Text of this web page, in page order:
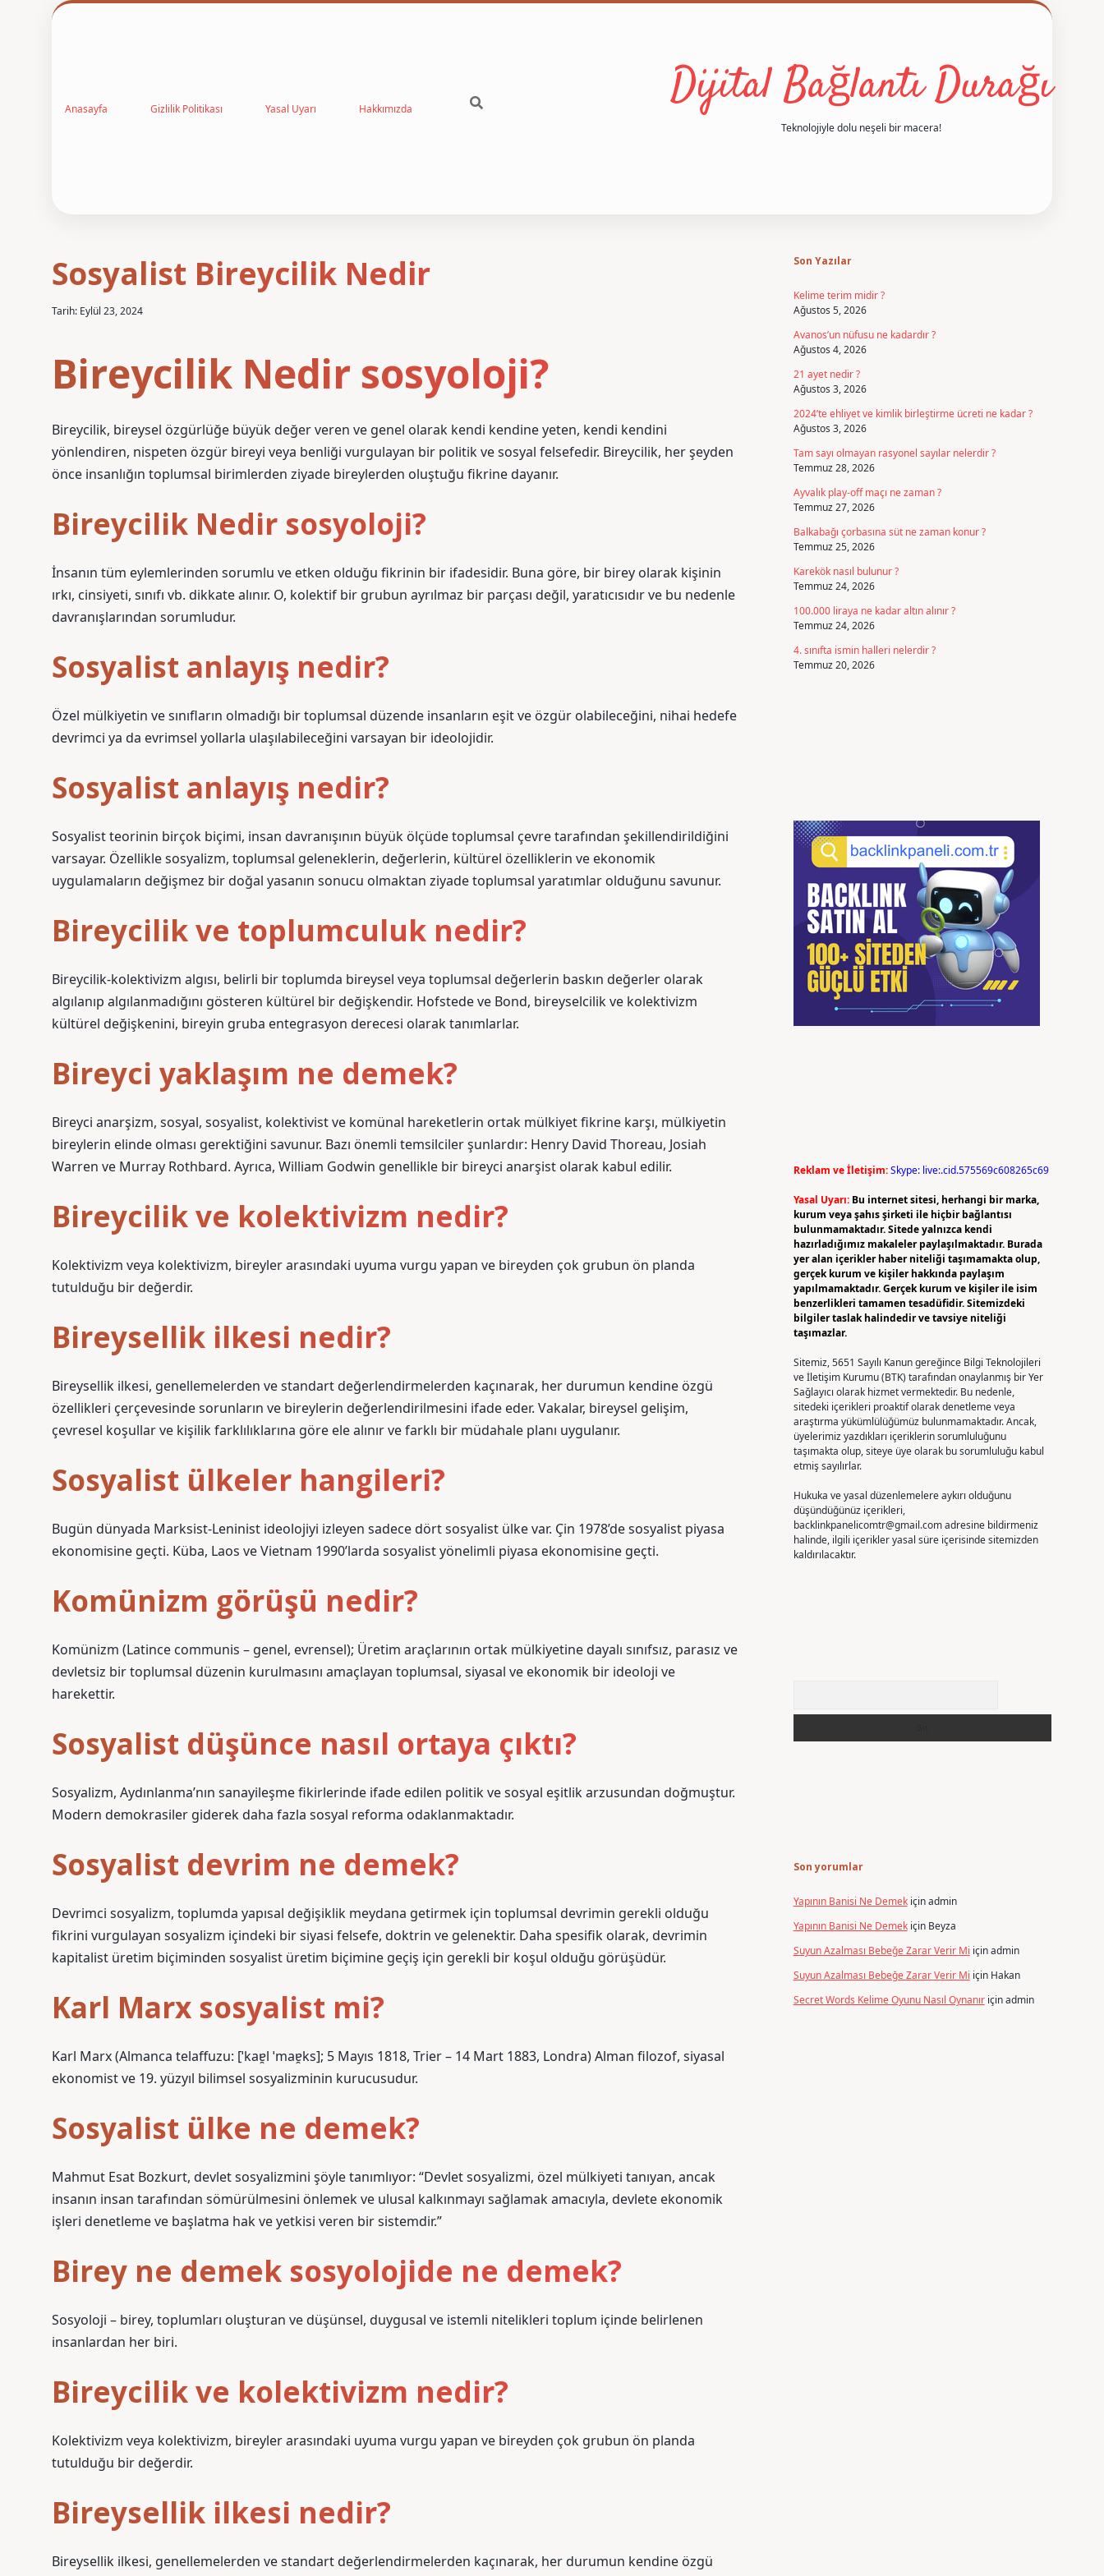
Anasayfa Gizlilik Politikası Yasal Uyarı Hakkımızda Dijital Bağlantı Durağı
Teknolojiyle dolu neşeli bir macera!
Sosyalist Bireycilik Nedir
Tarih: Eylül 23, 2024
Bireycilik Nedir sosyoloji?
Bireycilik, bireysel özgürlüğe büyük değer veren ve genel olarak kendi kendine yeten, kendi kendini
yönlendiren, nispeten özgür bireyi veya benliği vurgulayan bir politik ve sosyal felsefedir. Bireycilik, her şeyden
önce insanlığın toplumsal birimlerden ziyade bireylerden oluştuğu fikrine dayanır.
Bireycilik Nedir sosyoloji?
İnsanın tüm eylemlerinden sorumlu ve etken olduğu fikrinin bir ifadesidir. Buna göre, bir birey olarak kişinin
ırkı, cinsiyeti, sınıfı vb. dikkate alınır. O, kolektif bir grubun ayrılmaz bir parçası değil, yaratıcısıdır ve bu nedenle
davranışlarından sorumludur.
Sosyalist anlayış nedir?
Özel mülkiyetin ve sınıfların olmadığı bir toplumsal düzende insanların eşit ve özgür olabileceğini, nihai hedefe
devrimci ya da evrimsel yollarla ulaşılabileceğini varsayan bir ideolojidir.
Sosyalist anlayış nedir?
Sosyalist teorinin birçok biçimi, insan davranışının büyük ölçüde toplumsal çevre tarafından şekillendirildiğini
varsayar. Özellikle sosyalizm, toplumsal geleneklerin, değerlerin, kültürel özelliklerin ve ekonomik
uygulamaların değişmez bir doğal yasanın sonucu olmaktan ziyade toplumsal yaratımlar olduğunu savunur.
Bireycilik ve toplumculuk nedir?
Bireycilik-kolektivizm algısı, belirli bir toplumda bireysel veya toplumsal değerlerin baskın değerler olarak
algılanıp algılanmadığını gösteren kültürel bir değişkendir. Hofstede ve Bond, bireyselcilik ve kolektivizm
kültürel değişkenini, bireyin gruba entegrasyon derecesi olarak tanımlarlar.
Bireyci yaklaşım ne demek?
Bireyci anarşizm, sosyal, sosyalist, kolektivist ve komünal hareketlerin ortak mülkiyet fikrine karşı, mülkiyetin
bireylerin elinde olması gerektiğini savunur. Bazı önemli temsilciler şunlardır: Henry David Thoreau, Josiah
Warren ve Murray Rothbard. Ayrıca, William Godwin genellikle bir bireyci anarşist olarak kabul edilir.
Bireycilik ve kolektivizm nedir?
Kolektivizm veya kolektivizm, bireyler arasındaki uyuma vurgu yapan ve bireyden çok grubun ön planda
tutulduğu bir değerdir.
Bireysellik ilkesi nedir?
Bireysellik ilkesi, genellemelerden ve standart değerlendirmelerden kaçınarak, her durumun kendine özgü
özellikleri çerçevesinde sorunların ve bireylerin değerlendirilmesini ifade eder. Vakalar, bireysel gelişim,
çevresel koşullar ve kişilik farklılıklarına göre ele alınır ve farklı bir müdahale planı uygulanır.
Sosyalist ülkeler hangileri?
Bugün dünyada Marksist-Leninist ideolojiyi izleyen sadece dört sosyalist ülke var. Çin 1978’de sosyalist piyasa
ekonomisine geçti. Küba, Laos ve Vietnam 1990’larda sosyalist yönelimli piyasa ekonomisine geçti.
Komünizm görüşü nedir?
Komünizm (Latince communis – genel, evrensel); Üretim araçlarının ortak mülkiyetine dayalı sınıfsız, parasız ve
devletsiz bir toplumsal düzenin kurulmasını amaçlayan toplumsal, siyasal ve ekonomik bir ideoloji ve
harekettir.
Sosyalist düşünce nasıl ortaya çıktı?
Sosyalizm, Aydınlanma’nın sanayileşme fikirlerinde ifade edilen politik ve sosyal eşitlik arzusundan doğmuştur.
Modern demokrasiler giderek daha fazla sosyal reforma odaklanmaktadır.
Sosyalist devrim ne demek?
Devrimci sosyalizm, toplumda yapısal değişiklik meydana getirmek için toplumsal devrimin gerekli olduğu
fikrini vurgulayan sosyalizm içindeki bir siyasi felsefe, doktrin ve gelenektir. Daha spesifik olarak, devrimin
kapitalist üretim biçiminden sosyalist üretim biçimine geçiş için gerekli bir koşul olduğu görüşüdür.
Karl Marx sosyalist mi?
Karl Marx (Almanca telaffuzu: [ˈkaɐ̯l ˈmaɐ̯ks]; 5 Mayıs 1818, Trier – 14 Mart 1883, Londra) Alman filozof, siyasal
ekonomist ve 19. yüzyıl bilimsel sosyalizminin kurucusudur.
Sosyalist ülke ne demek?
Mahmut Esat Bozkurt, devlet sosyalizmini şöyle tanımlıyor: “Devlet sosyalizmi, özel mülkiyeti tanıyan, ancak
insanın insan tarafından sömürülmesini önlemek ve ulusal kalkınmayı sağlamak amacıyla, devlete ekonomik
işleri denetleme ve başlatma hak ve yetkisi veren bir sistemdir.”
Birey ne demek sosyolojide ne demek?
Sosyoloji – birey, toplumları oluşturan ve düşünsel, duygusal ve istemli nitelikleri toplum içinde belirlenen
insanlardan her biri.
Bireycilik ve kolektivizm nedir?
Kolektivizm veya kolektivizm, bireyler arasındaki uyuma vurgu yapan ve bireyden çok grubun ön planda
tutulduğu bir değerdir.
Bireysellik ilkesi nedir?
Bireysellik ilkesi, genellemelerden ve standart değerlendirmelerden kaçınarak, her durumun kendine özgü
Son Yazılar
Kelime terim midir ?
Ağustos 5, 2026
Avanos’un nüfusu ne kadardır ?
Ağustos 4, 2026
21 ayet nedir ?
Ağustos 3, 2026
2024’te ehliyet ve kimlik birleştirme ücreti ne kadar ?
Ağustos 3, 2026
Tam sayı olmayan rasyonel sayılar nelerdir ?
Temmuz 28, 2026
Ayvalık play-off maçı ne zaman ?
Temmuz 27, 2026
Balkabağı çorbasına süt ne zaman konur ?
Temmuz 25, 2026
Karekök nasıl bulunur ?
Temmuz 24, 2026
100.000 liraya ne kadar altın alınır ?
Temmuz 24, 2026
4. sınıfta ismin halleri nelerdir ?
Temmuz 20, 2026
Reklam ve İletişim:Skype: live:.cid.575569c608265c69
Yasal Uyarı: Bu internet sitesi, herhangi bir marka,
kurum veya şahıs şirketi ile hiçbir bağlantısı
bulunmamaktadır. Sitede yalnızca kendi
hazırladığımız makaleler paylaşılmaktadır. Burada
yer alan içerikler haber niteliği taşımamakta olup,
gerçek kurum ve kişiler hakkında paylaşım
yapılmamaktadır. Gerçek kurum ve kişiler ile isim
benzerlikleri tamamen tesadüfidir. Sitemizdeki
bilgiler taslak halindedir ve tavsiye niteliği
taşımazlar.
Sitemiz, 5651 Sayılı Kanun gereğince Bilgi Teknolojileri
ve İletişim Kurumu (BTK) tarafından onaylanmış bir Yer
Sağlayıcı olarak hizmet vermektedir. Bu nedenle,
sitedeki içerikleri proaktif olarak denetleme veya
araştırma yükümlülüğümüz bulunmamaktadır. Ancak,
üyelerimiz yazdıkları içeriklerin sorumluluğunu
taşımakta olup, siteye üye olarak bu sorumluluğu kabul
etmiş sayılırlar.
Hukuka ve yasal düzenlemelere aykırı olduğunu
düşündüğünüz içerikleri,
backlinkpanelicomtr@gmail.comadresine bildirmeniz
halinde, ilgili içerikler yasal süre içerisinde sitemizden
kaldırılacaktır.
Son yorumlar
Yapının Banisi Ne Demekiçinadmin
Yapının Banisi Ne Demekiçin Beyza
Suyun Azalması Bebeğe Zarar Verir Mi içinadmin
Suyun Azalması Bebeğe Zarar Verir Mi için Hakan
Secret Words Kelime Oyunu Nasıl Oynanıriçinadmin